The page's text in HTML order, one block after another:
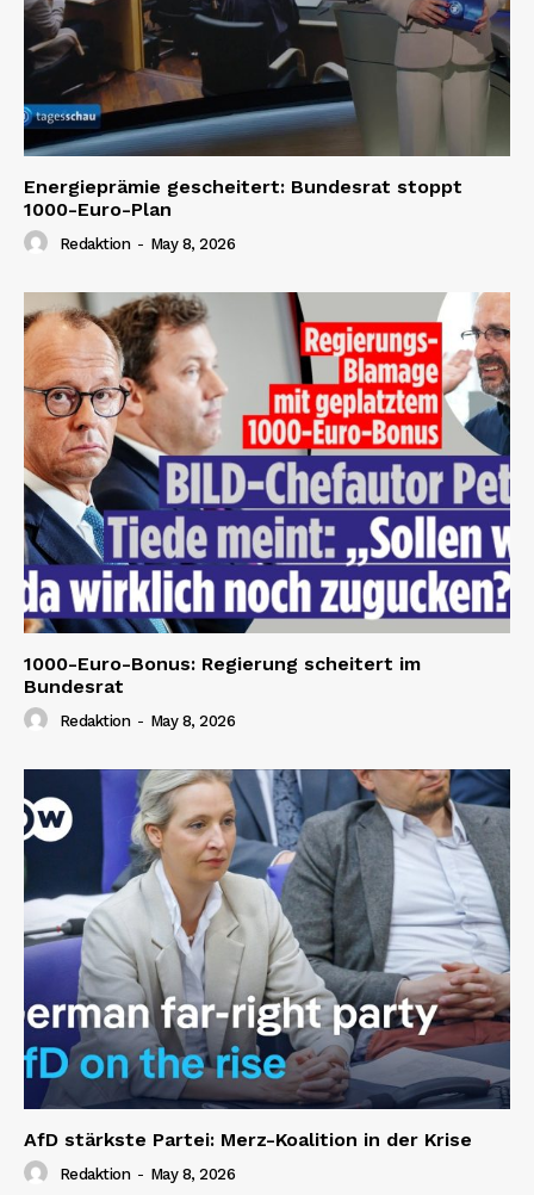
Energieprämie gescheitert: Bundesrat stoppt
1000-Euro-Plan
Redaktion - May 8, 2026
1000-Euro-Bonus: Regierung scheitert im
Bundesrat
Redaktion - May 8, 2026
AfD stärkste Partei: Merz-Koalition in der Krise
Redaktion - May 8, 2026